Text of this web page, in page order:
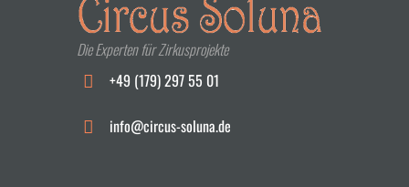
Die Experten für Zirkusprojekte
+49 (179) 297 55 01
info@circus-soluna.de